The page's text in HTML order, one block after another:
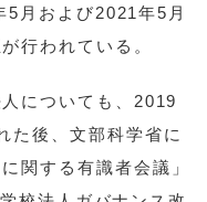
5月および2021年5月
行われている。
についても、2019
た後、文部科学省に
関する有識者会議」